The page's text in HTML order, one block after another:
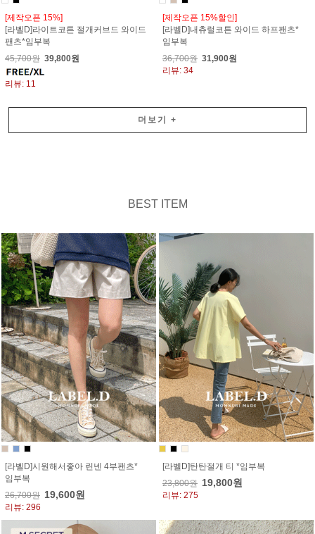
[제작오픈 15%]
[라벨D]라이트코튼 절개커브드 와이드
팬츠*임부복
45,700원 39,800원
리뷰: 11
[제작오픈 15%할인]
[라벨D]내츄럴코튼 와이드 하프팬츠*
임부복
36,700원 31,900원
리뷰: 34
더보기 +
BEST ITEM
[라벨D]시원해서좋아 린넨 4부팬츠*
임부복
26,700원 19,600원
리뷰: 296
[라벨D]탄탄절개 티 *임부복
23,800원 19,800원
리뷰: 275